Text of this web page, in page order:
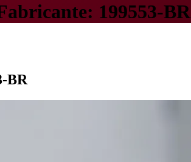
199553-BR
BR